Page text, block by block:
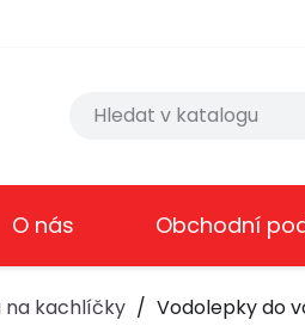
O nás Obchodní
na kachlíčky Vodolepky do